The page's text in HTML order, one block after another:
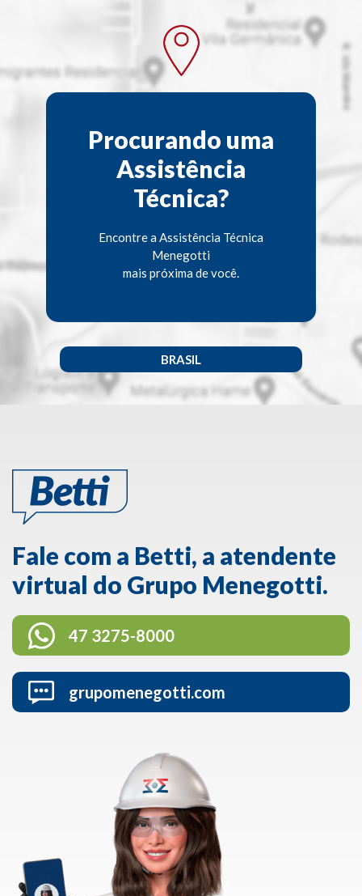
Procurando uma
Assistência
Técnica?
Encontre a Assistência Técnica
Menegotti
mais próxima de você.
BRASIL
Fale com a Betti, a atendente
virtual do Grupo Menegotti.
47 3275-8000
grupomenegotti.com